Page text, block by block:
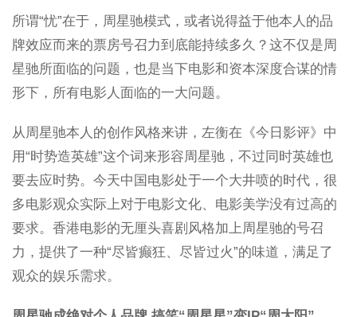
所谓“忧”在于，周星驰模式，或者说得益于他本人的品
牌效应而来的票房号召力到底能持续多久？这不仅是周
星驰所面临的问题，也是当下电影和资本深度合谋的情
形下，所有电影人面临的一大问题。
从周星驰本人的创作风格来讲，左衡在《今日影评》中
用“时势造英雄”这个词来形容周星驰，不过同时英雄也
要去应时势。今天中国电影处于一个大井喷的时代，很
多电影观众实际上对于电影文化、电影美学没有过高的
要求。香港电影的无厘头喜剧风格加上周星驰的号召
力，提供了一种“尽皆癫狂、尽皆过火”的味道，满足了
观众的娱乐需求。